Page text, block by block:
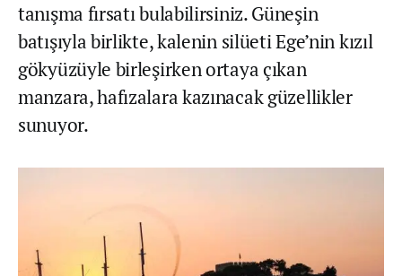
tanışma fırsatı bulabilirsiniz. Güneşin
batışıyla birlikte, kalenin silüeti Ege’nin kızıl
gökyüzüyle birleşirken ortaya çıkan
manzara, hafızalara kazınacak güzellikler
sunuyor.